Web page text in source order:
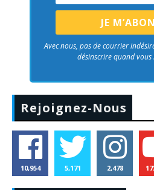
Avec nous, pas de courrier
désinscrire quand vous
Rejoignez-Nous
10,954 5,171 2,478